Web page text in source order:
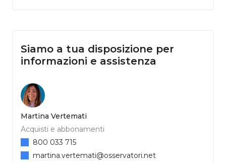
Siamo a tua disposizione per
informazioni e assistenza
Martina Vertemati
Acquisti e abbonamenti
800 033 715
martina.vertemati@osservatori.net